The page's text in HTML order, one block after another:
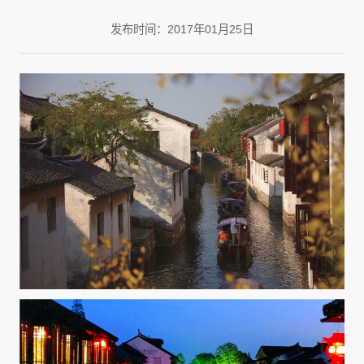
发布时间：2017年01月25日